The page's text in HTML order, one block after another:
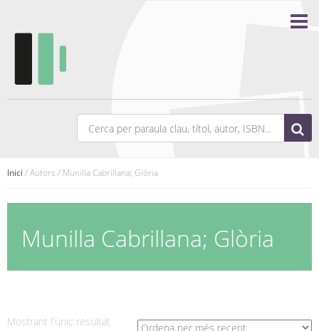
Inici / Autors / Munilla Cabrillana; Glòria
Munilla Cabrillana; Glòria
Mostrant l'únic resultat